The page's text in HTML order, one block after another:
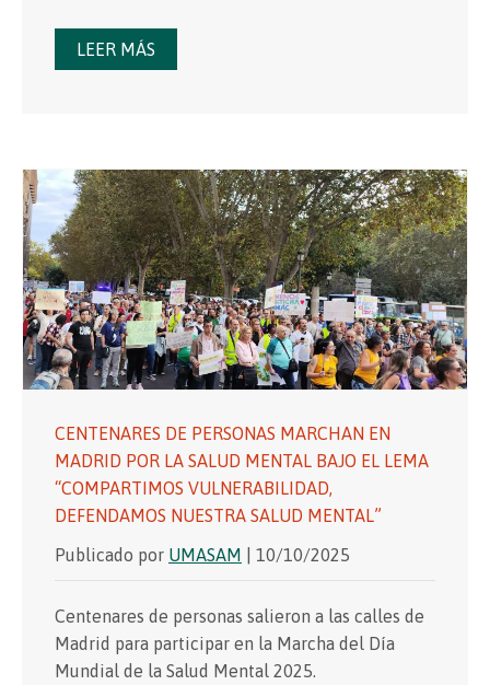
LEER MÁS
CENTENARES DE PERSONAS MARCHAN EN
MADRID POR LA SALUD MENTAL BAJO EL LEMA
“COMPARTIMOS VULNERABILIDAD,
DEFENDAMOS NUESTRA SALUD MENTAL”
Publicado por UMASAM | 10/10/2025
Centenares de personas salieron a las calles de
Madrid para participar en la Marcha del Día
Mundial de la Salud Mental 2025.